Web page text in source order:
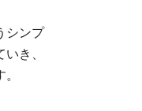
シンプ
き、